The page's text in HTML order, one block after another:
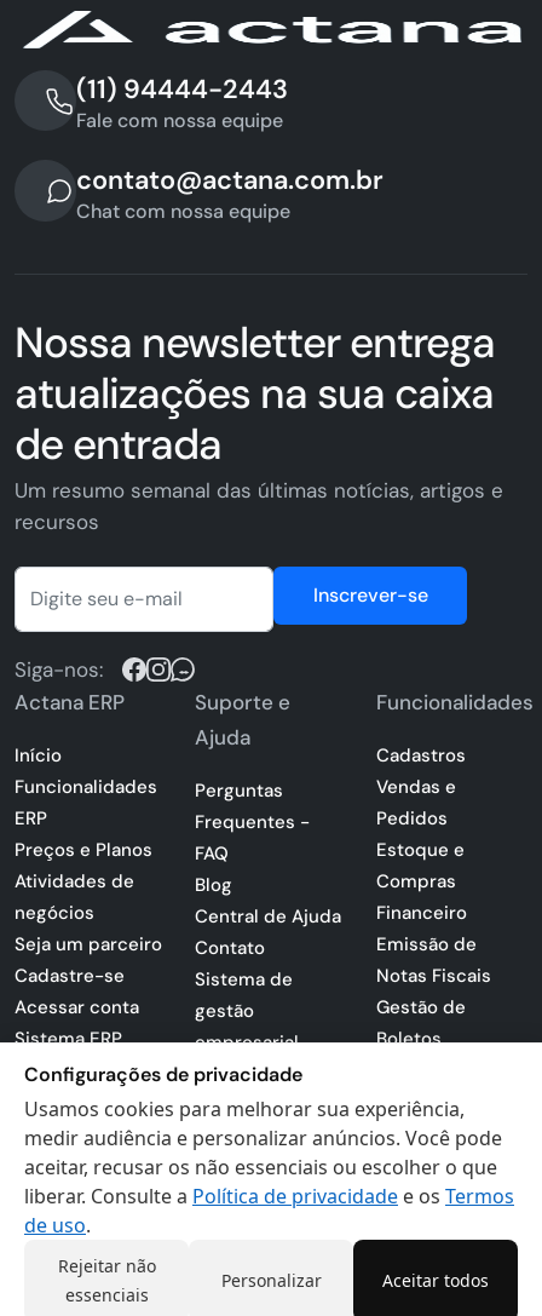
(11) 94444-2443
Fale com nossa equipe
contato@actana.com.br
Chat com nossa equipe
Nossa newsletter entrega
atualizações na sua caixa
de entrada
Um resumo semanal das últimas notícias, artigos e
recursos
Inscrever-se
Siga-nos:
Actana ERP
Início
Funcionalidades
ERP
Preços e Planos
Atividades de
negócios
Seja um parceiro
Cadastre-se
Acessar conta
Sistema ERP
Apresentação
PDF
Loja -
Certificados
Digitais
Suporte e
Ajuda
Perguntas
Frequentes -
FAQ
Blog
Central de Ajuda
Contato
Sistema de
gestão
empresarial
Sistema para
lojas
Preferências de
cookies
Politica de
Funcionalidades
Cadastros
Vendas e
Pedidos
Estoque e
Compras
Financeiro
Emissão de
Notas Fiscais
Gestão de
Boletos
Configurações de privacidade
Usamos cookies para melhorar sua experiência,
medir audiência e personalizar anúncios. Você pode
aceitar, recusar os não essenciais ou escolher o que
liberar. Consulte a Política de privacidade e os Termos
de uso.
Rejeitar não
essenciais
Personalizar Aceitar todos